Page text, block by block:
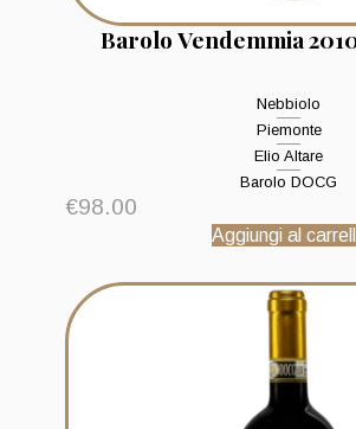
Barolo Vendemmia
Nebbiolo
Piemonte
Elio Altare
Barolo DOCG
€98.00
Aggiungi al